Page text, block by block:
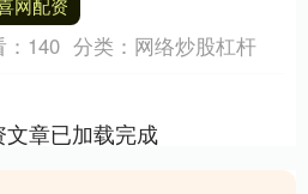
....
网配资
140 分类： 网络炒股杠杆
文章已加载完成